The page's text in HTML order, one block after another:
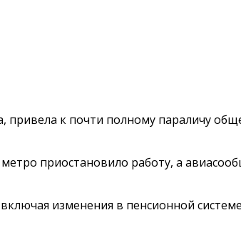
к почти полному параличу
приостановило работу, а
изменения в пенсионной